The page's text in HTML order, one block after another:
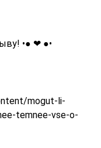
•● ❤ ●•
mogut-li-
temnee-vse-o-